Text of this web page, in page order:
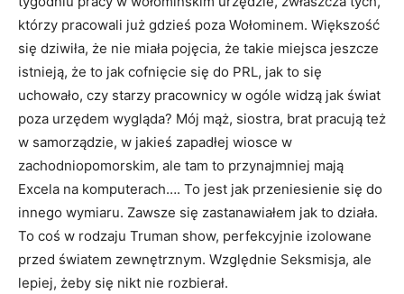
którzy pracowali już gdzieś poza Wołominem. Większość
się dziwiła, że nie miała pojęcia, że takie miejsca jeszcze
istnieją, że to jak cofnięcie się do PRL, jak to się
uchowało, czy starzy pracownicy w ogóle widzą jak świat
poza urzędem wygląda? Mój mąż, siostra, brat pracują też
w samorządzie, w jakieś zapadłej wiosce w
zachodniopomorskim, ale tam to przynajmniej mają
Excela na komputerach…. To jest jak przeniesienie się do
innego wymiaru. Zawsze się zastanawiałem jak to działa.
To coś w rodzaju Truman show, perfekcyjnie izolowane
przed światem zewnętrznym. Względnie Seksmisja, ale
lepiej, żeby się nikt nie rozbierał.